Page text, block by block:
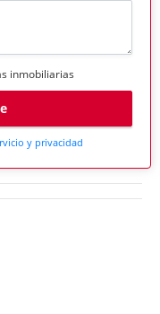
inmobiliarias
y privacidad